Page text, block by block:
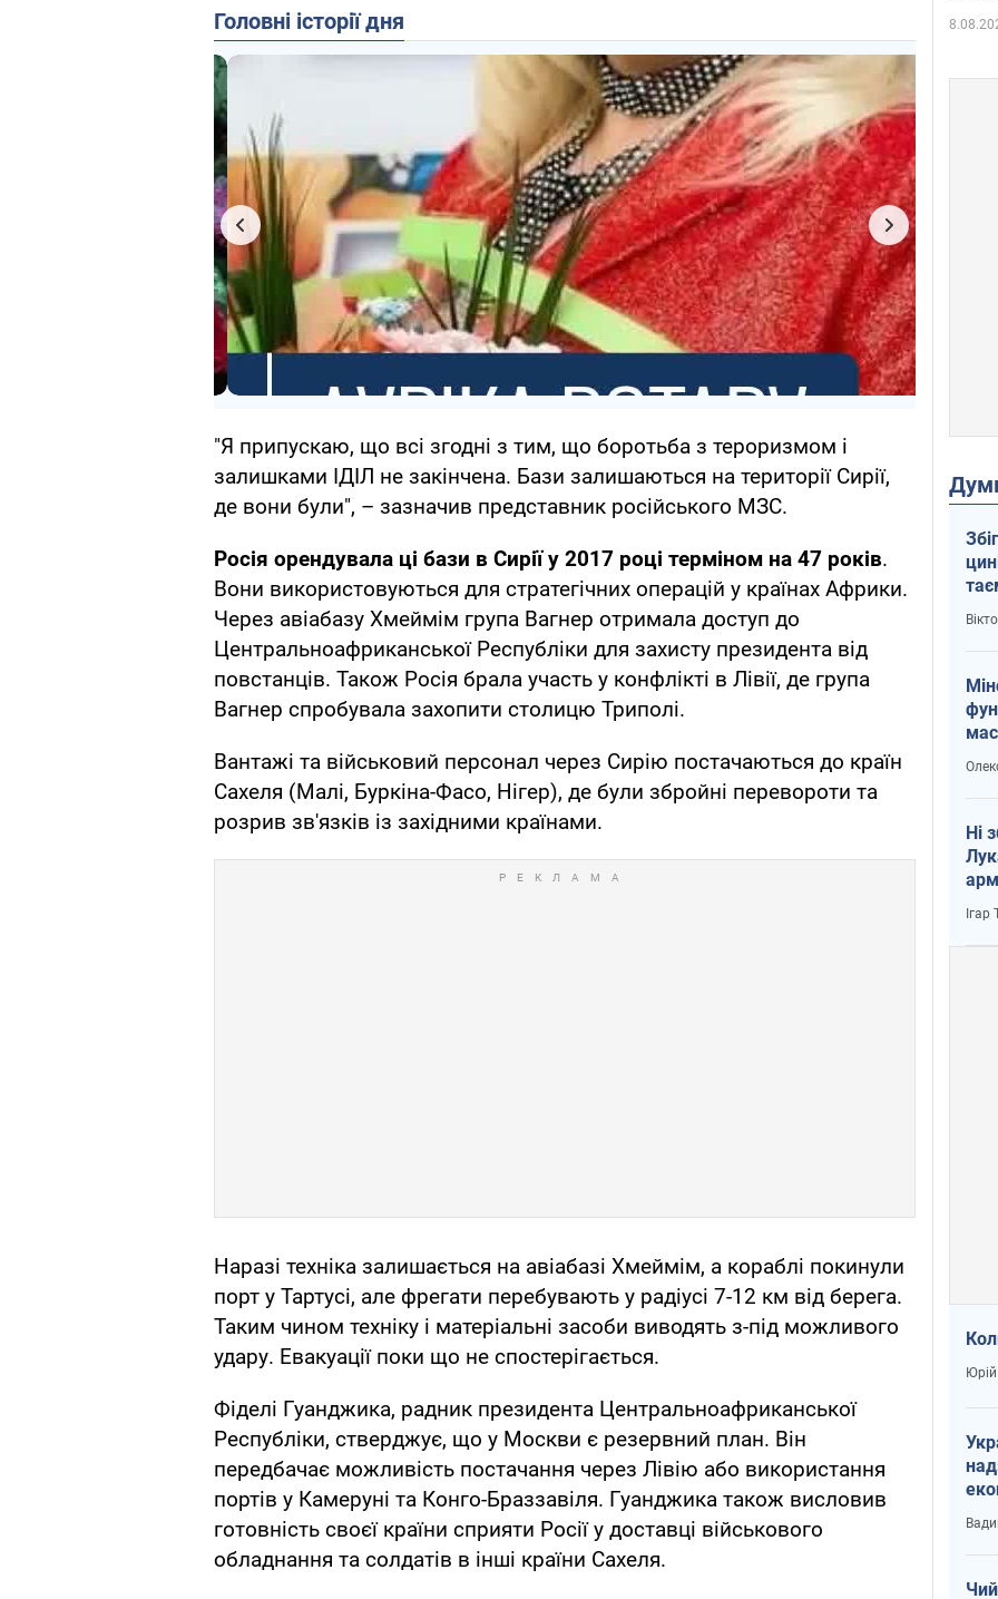
Головні історії дня
"Я припускаю, що всі згодні з тим, що боротьба з тероризмом і
залишками ІДІЛ не закінчена. Бази залишаються на території Сирії,
де вони були", – зазначив представник російського МЗС.
Росія орендувала ці бази в Сирії у 2017 році терміном на 47 років.
Вони використовуються для стратегічних операцій у країнах Африки.
Через авіабазу Хмеймім група Вагнер отримала доступ до
Центральноафриканської Республіки для захисту президента від
повстанців. Також Росія брала участь у конфлікті в Лівії, де група
Вагнер спробувала захопити столицю Триполі.
Вантажі та військовий персонал через Сирію постачаються до країн
Сахеля (Малі, Буркіна-Фасо, Нігер), де були збройні перевороти та
розрив зв'язків із західними країнами.
Наразі техніка залишається на авіабазі Хмеймім, а кораблі покинули
порт у Тартусі, але фрегати перебувають у радіусі 7-12 км від берега.
Таким чином техніку і матеріальні засоби виводять з-під можливого
удару. Евакуації поки що не спостерігається.
Фіделі Гуанджика, радник президента Центральноафриканської
Республіки, стверджує, що у Москви є резервний план. Він
передбачає можливість постачання через Лівію або використання
портів у Камеруні та Конго-Браззавіля. Гуанджика також висловив
готовність своєї країни сприяти Росії у доставці військового
обладнання та солдатів в інші країни Сахеля.
і
Ні